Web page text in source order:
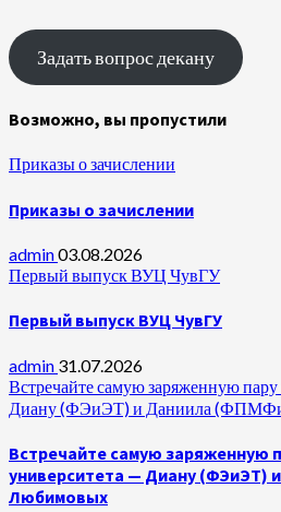
Задать вопрос декану
Возможно, вы пропустили
Приказы о зачислении
Приказы о зачислении
admin03.08.2026
Первый выпуск ВУЦ ЧувГУ
Первый выпуск ВУЦ ЧувГУ
admin 31.07.2026
Встречайте самую заряженную
Диану (ФЭиЭТ) и Даниила
Встречайте самую заряженную
университета — Диану
Любимовых